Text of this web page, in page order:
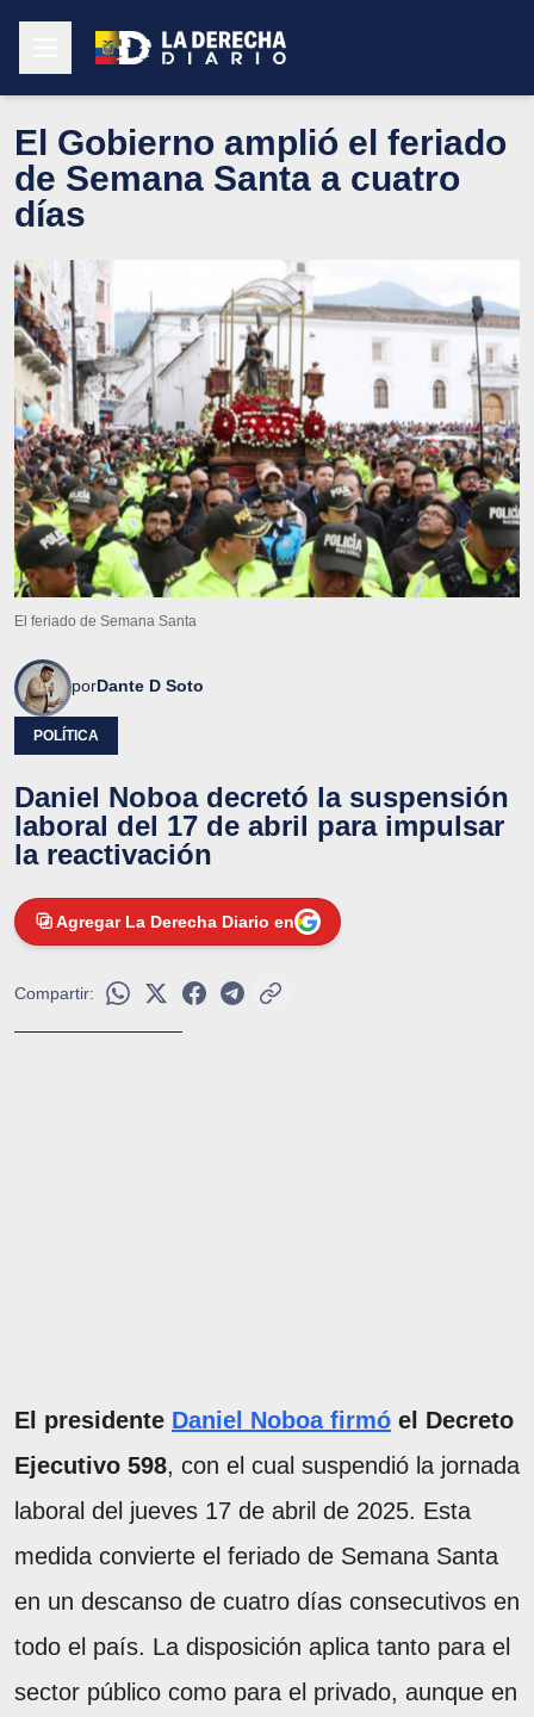
El Gobierno amplió el feriado
de Semana Santa a cuatro
días
El feriado de Semana Santa
porDante D Soto
POLÍTICA
Daniel Noboa decretó la suspensión
laboral del 17 de abril para impulsar
la reactivación
Agregar La Derecha Diario en
Compartir:
El presidente Daniel Noboa firmó el Decreto
Ejecutivo 598, con el cual suspendió la jornada
laboral del jueves 17 de abril de 2025. Esta
medida convierte el feriado de Semana Santa
en un descanso de cuatro días consecutivos en
todo el país. La disposición aplica tanto para el
sector público como para el privado, aunque en